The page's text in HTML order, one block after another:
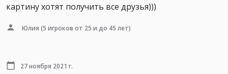
картину хотят получить все друзья)))
Юлия (5 игроков от 25 и до 45 лет)
27 ноября 2021 г.